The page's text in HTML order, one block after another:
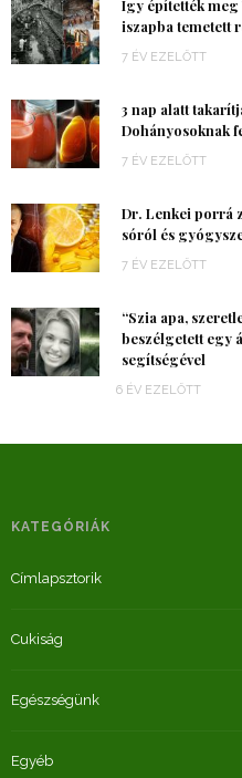
Így építették meg
iszapba temetett
7 ÉV EZELŐTT
3 nap alatt
Dohányosoknak
7 ÉV EZELŐTT
Dr. Lenkei porrá
sóról és
7 ÉV EZELŐTT
“Szia apa,
beszélgetett egy
segítségével
6 ÉV EZELŐTT
KATEGÓRIÁK
Címlapsztorik
Cukiság
Egészségünk
Egyéb